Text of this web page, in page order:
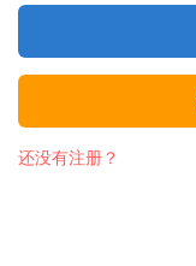
还没有注册？